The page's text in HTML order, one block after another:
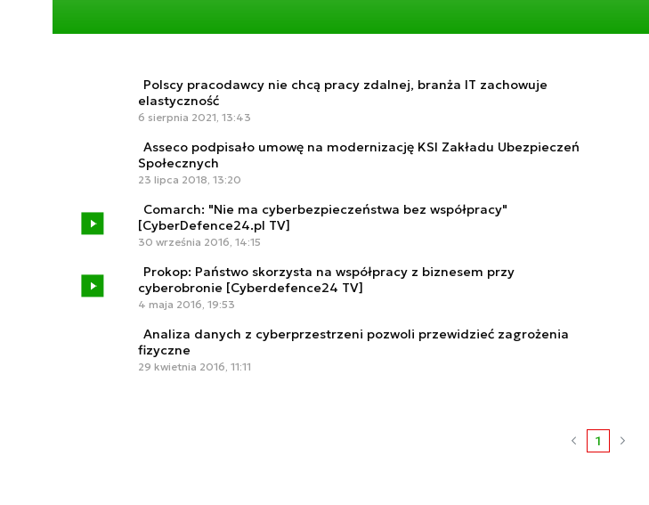
Polscy pracodawcy nie chcą pracy zdalnej, branża IT zachowuje
elastyczność
6 sierpnia 2021, 13:43
Asseco podpisało umowę na modernizację KSI Zakładu Ubezpieczeń
Społecznych
23 lipca 2018, 13:20
Comarch: "Nie ma cyberbezpieczeństwa bez współpracy"
[CyberDefence24.pl TV]
30 września 2016, 14:15
Prokop: Państwo skorzysta na współpracy z biznesem przy
cyberobronie [Cyberdefence24 TV]
4 maja 2016, 19:53
Analiza danych z cyberprzestrzeni pozwoli przewidzieć zagrożenia
fizyczne
29 kwietnia 2016, 11:11
1